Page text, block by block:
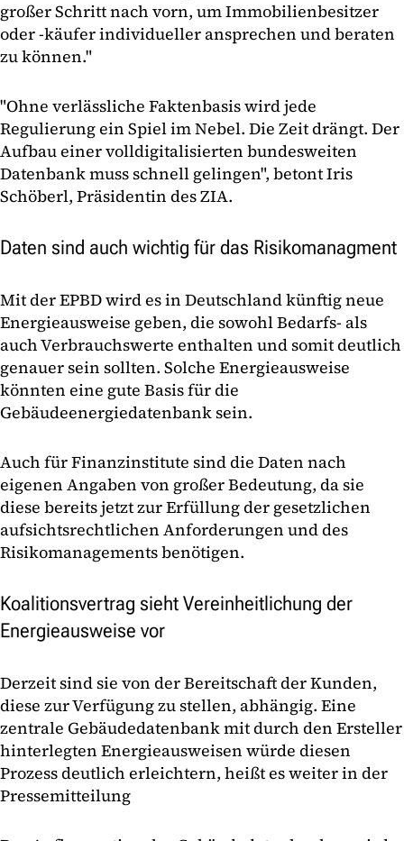
großer Schritt nach vorn, um Immobilienbesitzer
oder -käufer individueller ansprechen und beraten
zu können."
"Ohne verlässliche Faktenbasis wird jede
Regulierung ein Spiel im Nebel. Die Zeit drängt. Der
Aufbau einer volldigitalisierten bundesweiten
Datenbank muss schnell gelingen", betont Iris
Schöberl, Präsidentin des ZIA.
Daten sind auch wichtig für das Risikomanagment
Mit der EPBD wird es in Deutschland künftig neue
Energieausweise geben, die sowohl Bedarfs- als
auch Verbrauchswerte enthalten und somit deutlich
genauer sein sollten. Solche Energieausweise
könnten eine gute Basis für die
Gebäudeenergiedatenbank sein.
Auch für Finanzinstitute sind die Daten nach
eigenen Angaben von großer Bedeutung, da sie
diese bereits jetzt zur Erfüllung der gesetzlichen
aufsichtsrechtlichen Anforderungen und des
Risikomanagements benötigen.
Koalitionsvertrag sieht Vereinheitlichung der
Energieausweise vor
Derzeit sind sie von der Bereitschaft der Kunden,
diese zur Verfügung zu stellen, abhängig. Eine
zentrale Gebäudedatenbank mit durch den Ersteller
hinterlegten Energieausweisen würde diesen
Prozess deutlich erleichtern, heißt es weiter in der
Pressemitteilung